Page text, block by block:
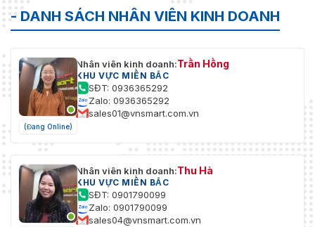
- DANH SÁCH NHÂN VIÊN KINH DOANH
(Đang Online)
Nhân viên kinh doanh:Trần Hồng
KHU VỰC MIỀN BẮC
SĐT: 0936365292
Zalo: 0936365292
sales01@vnsmart.com.vn
Nhân viên kinh doanh:Thu Hà
KHU VỰC MIỀN BẮC
SĐT: 0901790099
Zalo: 0901790099
sales04@vnsmart.com.vn